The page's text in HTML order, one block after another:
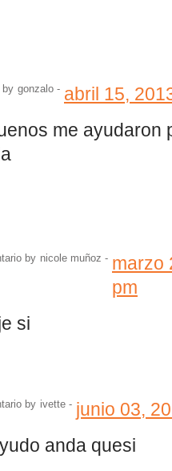
by gonzalo - abril 15,
me ayudaron
by nicole muñoz - marzo
pm
si
by ivette - junio 03,
anda quesi